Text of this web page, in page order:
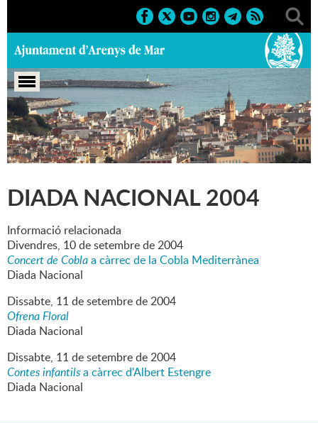
Portada > Marcs > 2004 > Culturals > Diada Nacional 2004
DIADA NACIONAL 2004
Informació relacionada
Divendres, 10desetembrede2004
Concert de Coblaa càrrec de la Cobla Mediterrànea
Diada Nacional
Dissabte, 11desetembrede2004
Ofrena Floral
Diada Nacional
Dissabte, 11desetembrede2004
Contes infantilsa càrrec d'Albert Estengre
Diada Nacional